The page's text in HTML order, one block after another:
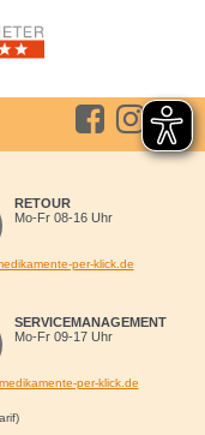
RETOUR
Mo-Fr 08-16 Uhr
per-klick.de
SERVICEMANAGEMENT
Mo-Fr 09-17 Uhr
per-klick.de